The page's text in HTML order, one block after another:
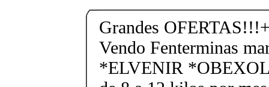
Grandes
Vendo Fenterminas
*ELVENIR